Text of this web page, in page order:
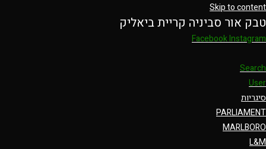
Skip to content
טבק אור סביניה קריית ביאליק
FacebookInstagram
Search
User
סיגריות
PARLIAMENT
MARLBORO
L&M